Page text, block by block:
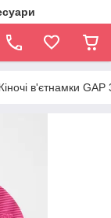
в'єтнамки